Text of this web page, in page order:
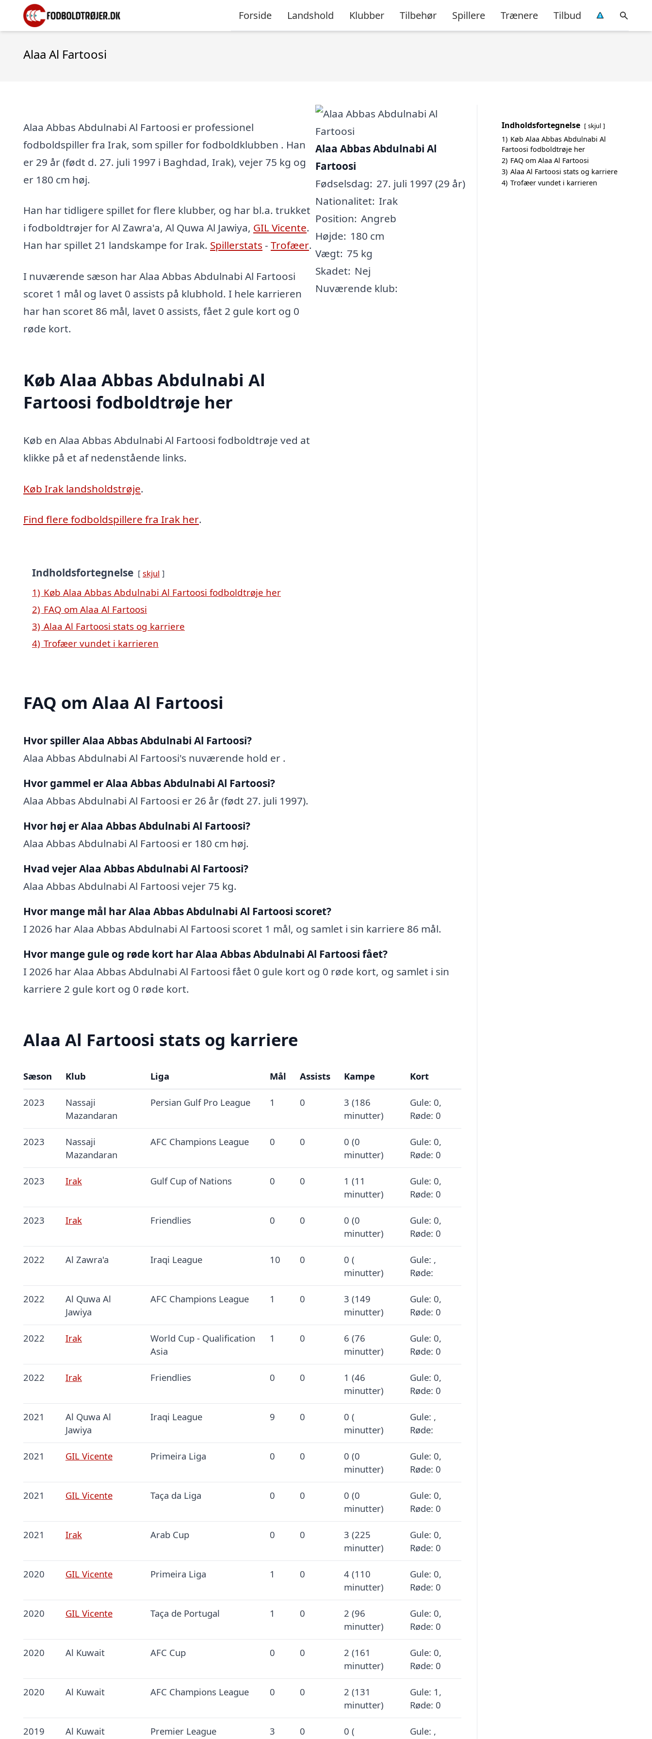
Forside Landshold Klubber Tilbehør Spillere Trænere Tilbud
Alaa Al Fartoosi
Alaa Abbas Abdulnabi Al Fartoosi er professionel
fodboldspiller fra Irak, som spiller for fodboldklubben . Han
er 29 år (født d. 27. juli 1997 i Baghdad, Irak), vejer 75 kg og
er 180 cm høj.
Han har tidligere spillet for flere klubber, og har bl.a. trukket
i fodboldtrøjer for Al Zawra'a, Al Quwa Al Jawiya, GIL Vicente.
Han har spillet 21 landskampe for Irak. Spillerstats - Trofæer.
I nuværende sæson har Alaa Abbas Abdulnabi Al Fartoosi
scoret 1 mål og lavet 0 assists på klubhold. I hele karrieren
har han scoret 86 mål, lavet 0 assists, fået 2 gule kort og 0
røde kort.
Køb Alaa Abbas Abdulnabi Al
Fartoosi fodboldtrøje her
Køb en Alaa Abbas Abdulnabi Al Fartoosi fodboldtrøje ved at
klikke på et af nedenstående links.
Køb Irak landsholdstrøje.
Find flere fodboldspillere fra Irak her.
Alaa Abbas Abdulnabi Al
Fartoosi
Fødselsdag: 27. juli 1997 (29 år)
Nationalitet: Irak
Position: Angreb
Højde: 180 cm
Vægt: 75 kg
Skadet: Nej
Nuværende klub:
Indholdsfortegnelse skjul
1) Køb Alaa Abbas Abdulnabi Al Fartoosi fodboldtrøje her
2) FAQ om Alaa Al Fartoosi
3) Alaa Al Fartoosi stats og karriere
4) Trofæer vundet i karrieren
FAQ om Alaa Al Fartoosi
Hvor spiller Alaa Abbas Abdulnabi Al Fartoosi?
Alaa Abbas Abdulnabi Al Fartoosi's nuværende hold er .
Hvor gammel er Alaa Abbas Abdulnabi Al Fartoosi?
Alaa Abbas Abdulnabi Al Fartoosi er 26 år (født 27. juli 1997).
Hvor høj er Alaa Abbas Abdulnabi Al Fartoosi?
Alaa Abbas Abdulnabi Al Fartoosi er 180 cm høj.
Hvad vejer Alaa Abbas Abdulnabi Al Fartoosi?
Alaa Abbas Abdulnabi Al Fartoosi vejer 75 kg.
Hvor mange mål har Alaa Abbas Abdulnabi Al Fartoosi scoret?
I 2026 har Alaa Abbas Abdulnabi Al Fartoosi scoret 1 mål, og samlet i sin karriere 86 mål.
Hvor mange gule og røde kort har Alaa Abbas Abdulnabi Al Fartoosi fået?
I 2026 har Alaa Abbas Abdulnabi Al Fartoosi fået 0 gule kort og 0 røde kort, og samlet i sin
karriere 2 gule kort og 0 røde kort.
Alaa Al Fartoosi stats og karriere
Sæson Klub Liga Mål Assists Kampe Kort
2023
Nassaji
Mazandaran
Persian Gulf Pro League 1 0
3 (186
minutter)
Gule: 0,
Røde: 0
2023
Nassaji
Mazandaran
AFC Champions League 0 0
0 (0
minutter)
Gule: 0,
Røde: 0
2023 Irak Gulf Cup of Nations 0 0
1 (11
minutter)
Gule: 0,
Røde: 0
2023 Irak Friendlies 0 0
0 (0
minutter)
Gule: 0,
Røde: 0
2022 Al Zawra'a Iraqi League 10 0
0 (
minutter)
Gule: ,
Røde:
2022
Al Quwa Al
Jawiya
AFC Champions League 1 0
3 (149
minutter)
Gule: 0,
Røde: 0
2022 Irak
World Cup - Qualification
Asia
1 0
6 (76
minutter)
Gule: 0,
Røde: 0
2022 Irak Friendlies 0 0
1 (46
minutter)
Gule: 0,
Røde: 0
2021
Al Quwa Al
Jawiya
Iraqi League 9 0
0 (
minutter)
Gule: ,
Røde:
2021 GIL Vicente Primeira Liga 0 0
0 (0
minutter)
Gule: 0,
Røde: 0
2021 GIL Vicente Taça da Liga 0 0
0 (0
minutter)
Gule: 0,
Røde: 0
2021 Irak Arab Cup 0 0
3 (225
minutter)
Gule: 0,
Røde: 0
2020 GIL Vicente Primeira Liga 1 0
4 (110
minutter)
Gule: 0,
Røde: 0
2020 GIL Vicente Taça de Portugal 1 0
2 (96
minutter)
Gule: 0,
Røde: 0
2020 Al Kuwait AFC Cup 0 0
2 (161
minutter)
Gule: 0,
Røde: 0
2020 Al Kuwait AFC Champions League 0 0
2 (131
minutter)
Gule: 1,
Røde: 0
2019 Al Kuwait Premier League 3 0
0 (
Gule: ,
Indholdsfortegnelse skjul
1) Køb Alaa Abbas Abdulnabi Al
Fartoosi fodboldtrøje her
2) FAQ om Alaa Al Fartoosi
3) Alaa Al Fartoosi stats og karriere
4) Trofæer vundet i karrieren